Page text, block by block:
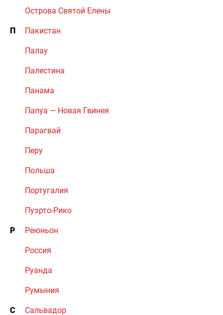
Острова Святой Елены
П Пакистан
Палау
Палестина
Панама
Папуа — Новая Гвинея
Парагвай
Перу
Польша
Португалия
Пуэрто-Рико
Р Реюньон
Россия
Руанда
Румыния
С Сальвадор